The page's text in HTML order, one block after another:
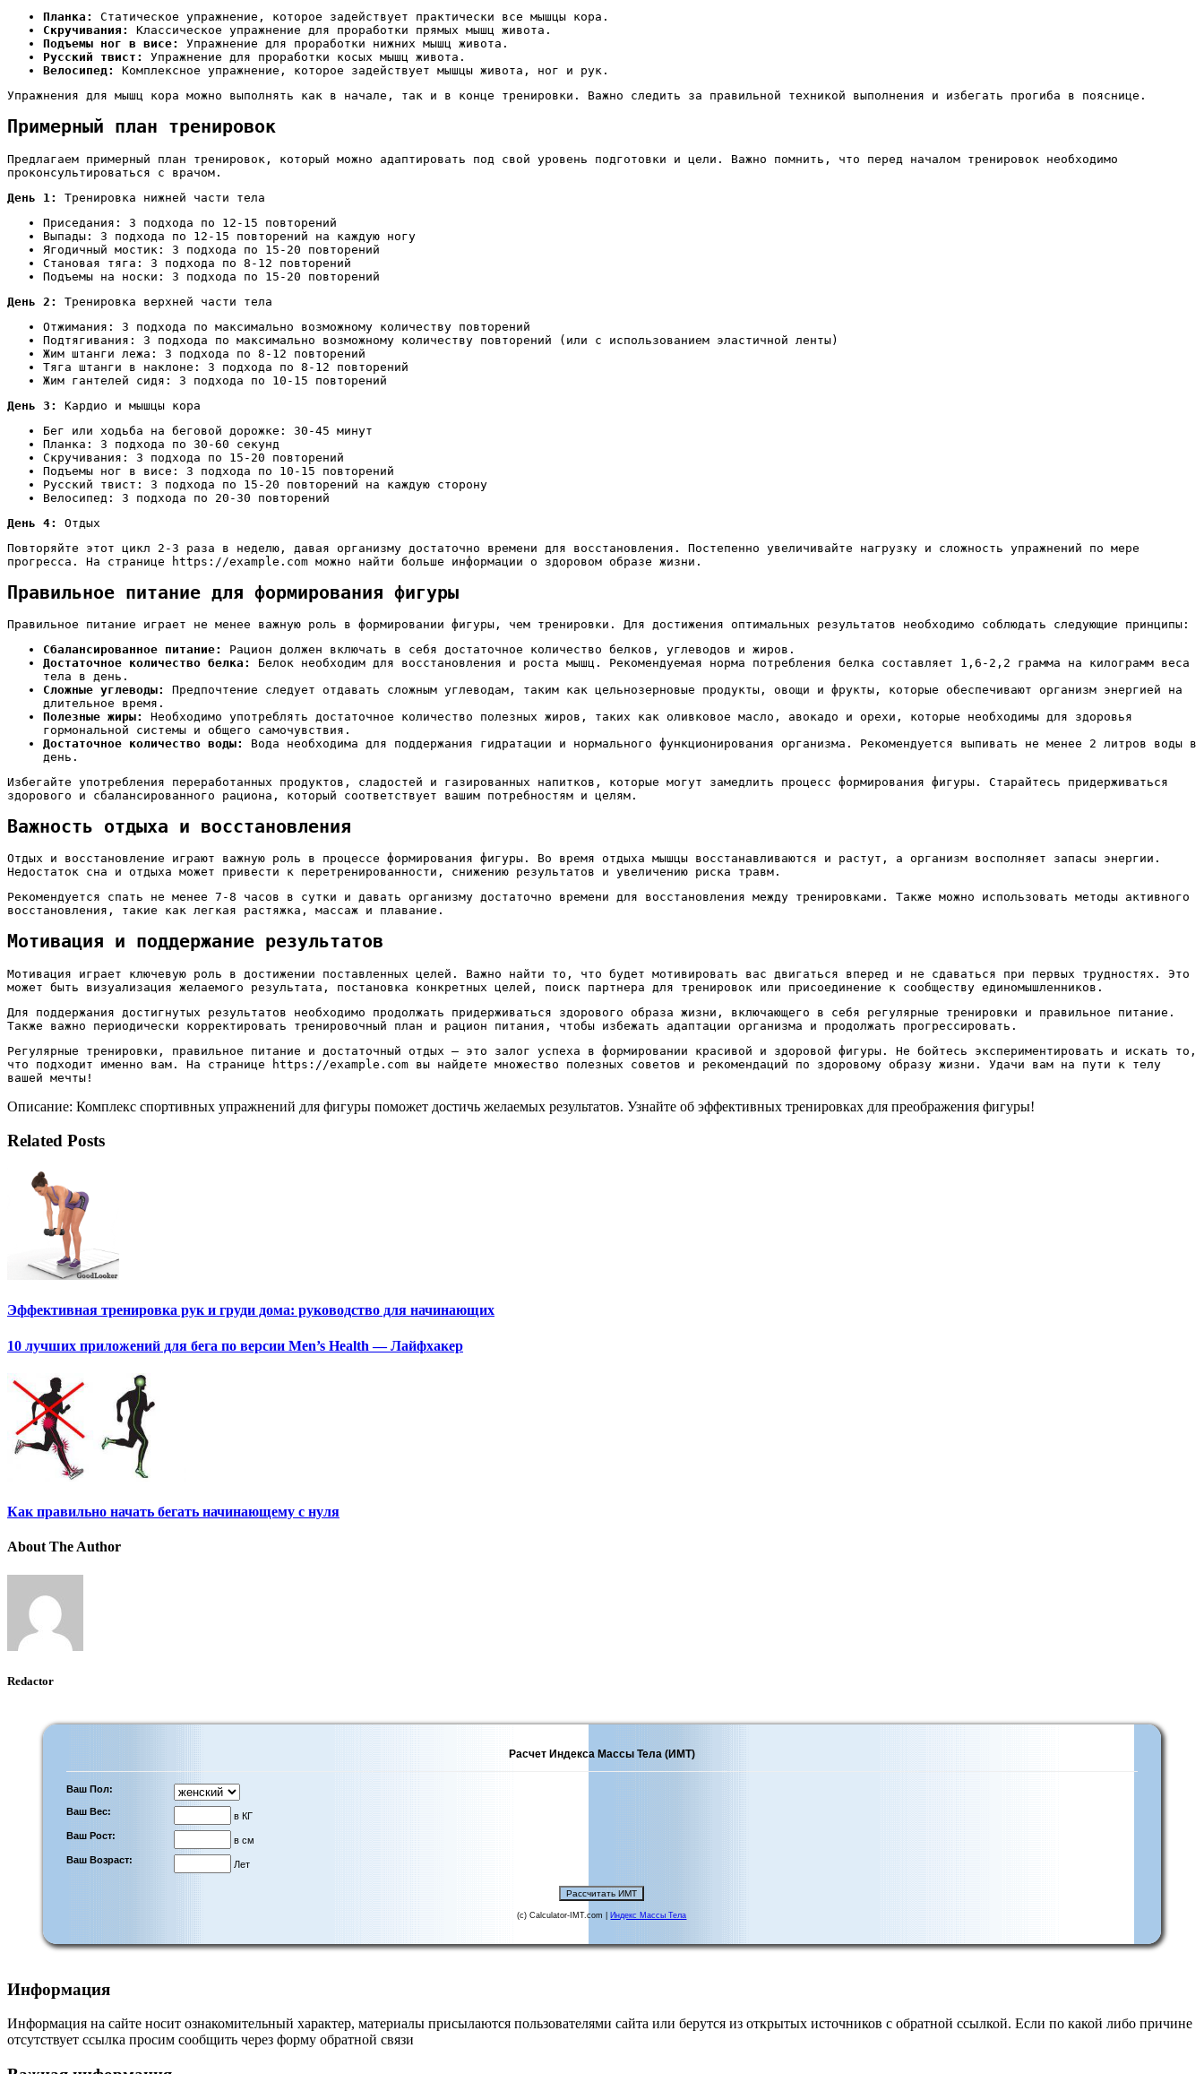
Планка:
Статическое упражнение, которое задействует практически все мышцы кора.
Скручивания:
Классическое упражнение для проработки прямых мышц живота.
Подъемы ног в висе:
Упражнение для проработки нижних мышц живота.
Русский твист:
Упражнение для проработки косых мышц живота.
Велосипед:
Комплексное упражнение, которое задействует мышцы живота, ног и рук.
Упражнения для мышц кора можно выполнять как в начале, так и в конце тренировки. Важно следить за правильной техникой выполнения и избегать прогиба в пояснице.
Примерный план тренировок
Предлагаем примерный план тренировок, который можно адаптировать под свой уровень подготовки и цели. Важно помнить, что перед началом тренировок необходимо
проконсультироваться с врачом.
День 1:
Тренировка нижней части тела
Приседания: 3 подхода по 12-15 повторений
Выпады: 3 подхода по 12-15 повторений на каждую ногу
Ягодичный мостик: 3 подхода по 15-20 повторений
Становая тяга: 3 подхода по 8-12 повторений
Подъемы на носки: 3 подхода по 15-20 повторений
День 2:
Тренировка верхней части тела
Отжимания: 3 подхода по максимально возможному количеству повторений
Подтягивания: 3 подхода по максимально возможному количеству повторений (или с использованием эластичной ленты)
Жим штанги лежа: 3 подхода по 8-12 повторений
Тяга штанги в наклоне: 3 подхода по 8-12 повторений
Жим гантелей сидя: 3 подхода по 10-15 повторений
День 3:
Кардио и мышцы кора
Бег или ходьба на беговой дорожке: 30-45 минут
Планка: 3 подхода по 30-60 секунд
Скручивания: 3 подхода по 15-20 повторений
Подъемы ног в висе: 3 подхода по 10-15 повторений
Русский твист: 3 подхода по 15-20 повторений на каждую сторону
Велосипед: 3 подхода по 20-30 повторений
День 4:
Отдых
Повторяйте этот цикл 2-3 раза в неделю, давая организму достаточно времени для восстановления. Постепенно увеличивайте нагрузку и сложность упражнений по мере
прогресса. На странице https://example.com можно найти больше информации о здоровом образе жизни.
Правильное питание для формирования фигуры
Правильное питание играет не менее важную роль в формировании фигуры, чем тренировки. Для достижения оптимальных результатов необходимо соблюдать следующие принципы:
Сбалансированное питание:
Рацион должен включать в себя достаточное количество белков, углеводов и жиров.
Достаточное количество белка:
Белок необходим для восстановления и роста мышц. Рекомендуемая норма потребления белка составляет 1,6-2,2 грамма на килограмм веса
тела в день.
Сложные углеводы:
Предпочтение следует отдавать сложным углеводам, таким как цельнозерновые продукты, овощи и фрукты, которые обеспечивают организм энергией на
длительное время.
Полезные жиры:
Необходимо употреблять достаточное количество полезных жиров, таких как оливковое масло, авокадо и орехи, которые необходимы для здоровья
гормональной системы и общего самочувствия.
Достаточное количество воды:
Вода необходима для поддержания гидратации и нормального функционирования организма. Рекомендуется выпивать не менее 2 литров воды в
день.
Избегайте употребления переработанных продуктов, сладостей и газированных напитков, которые могут замедлить процесс формирования фигуры. Старайтесь придерживаться
здорового и сбалансированного рациона, который соответствует вашим потребностям и целям.
Важность отдыха и восстановления
Отдых и восстановление играют важную роль в процессе формирования фигуры. Во время отдыха мышцы восстанавливаются и растут, а организм восполняет запасы энергии.
Недостаток сна и отдыха может привести к перетренированности, снижению результатов и увеличению риска травм.
Рекомендуется спать не менее 7-8 часов в сутки и давать организму достаточно времени для восстановления между тренировками. Также можно использовать методы активного
восстановления, такие как легкая растяжка, массаж и плавание.
Мотивация и поддержание результатов
Мотивация играет ключевую роль в достижении поставленных целей. Важно найти то, что будет мотивировать вас двигаться вперед и не сдаваться при первых трудностях. Это
может быть визуализация желаемого результата, постановка конкретных целей, поиск партнера для тренировок или присоединение к сообществу единомышленников.
Для поддержания достигнутых результатов необходимо продолжать придерживаться здорового образа жизни, включающего в себя регулярные тренировки и правильное питание.
Также важно периодически корректировать тренировочный план и рацион питания, чтобы избежать адаптации организма и продолжать прогрессировать.
Регулярные тренировки, правильное питание и достаточный отдых – это залог успеха в формировании красивой и здоровой фигуры. Не бойтесь экспериментировать и искать то,
что подходит именно вам. На странице https://example.com вы найдете множество полезных советов и рекомендаций по здоровому образу жизни. Удачи вам на пути к телу
вашей мечты!
Описание: Комплекс спортивных упражнений для фигуры поможет достичь желаемых результатов. Узнайте об эффективных тренировках для преображения фигуры!
Related Posts
Эффективная тренировка рук и груди дома: руководство для начинающих
10 лучших приложений для бега по версии Men’s Health — Лайфхакер
Как правильно начать бегать начинающему с нуля
About The Author
Redactor
Расчет Индекса Массы Тела (ИМТ)
Ваш Пол:
Ваш Вес:
в КГ
Ваш Рост:
в см
Ваш Возраст:
Лет
(c) Calculator-IMT.com | Индекс Массы Тела
Информация
Информация на сайте носит ознакомительный характер, материалы присылаются пользователями сайта или берутся из открытых источников с обратной ссылкой. Если по какой либо причине
отсутствует ссылка просим сообщить через форму обратной связи